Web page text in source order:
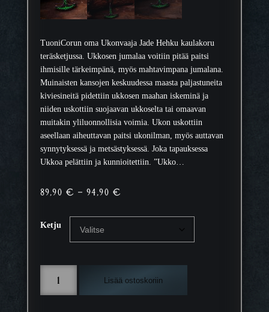
TuoniCorun oma Ukonvaaja Jade Hehku kaulakoru
teräsketjussa. Ukkosen jumalaa voitiin pitää paitsi
ihmisille tärkeimpänä, myös mahtavimpana jumalana.
Muinaisten kansojen keskuudessa maasta paljastuneita
kiviesineitä pidettiin ukkosen maahan iskeminä ja
niiden uskottiin suojaavan ukkoselta tai omaavan
muitakin yliluonnollisia voimia. Ukon uskottiin
aseellaan aiheuttavan paitsi ukonilman, myös auttavan
synnytyksessä ja metsästyksessä. Joka tapauksessa
Ukkoa pelättiin ja kunnioitettiin. ”Ukko…
89,90 € – 94,90 €
n
a
o
k
Ketju
u
Lisää ostoskoriin